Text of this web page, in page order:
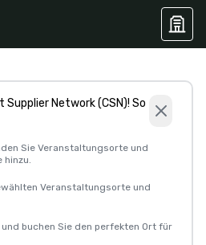
Network (CSN)! So
Sie Veranstaltungsorte und
hinzu.
Veranstaltungsorte und
buchen Sie den perfekten Ort für